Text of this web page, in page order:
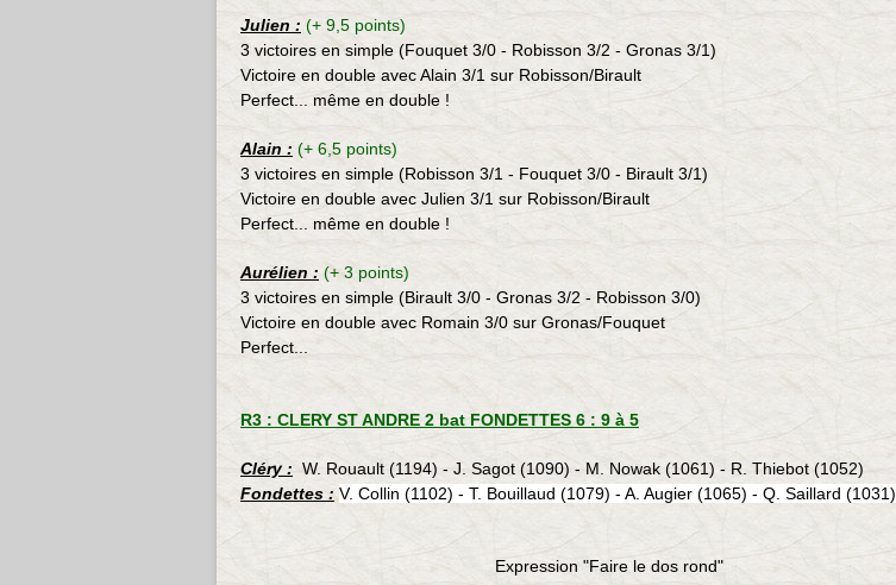
Julien : (+ 9,5 points)
3 victoires en simple (Fouquet 3/0 - Robisson 3/2 - Gronas 3/1)
Victoire en double avec Alain 3/1 sur Robisson/Birault
Perfect... même en double !
Alain : (+ 6,5 points)
3 victoires en simple (Robisson 3/1 - Fouquet 3/0 - Birault 3/1)
Victoire en double avec Julien 3/1 sur Robisson/Birault
Perfect... même en double !
Aurélien : (+ 3 points)
3 victoires en simple (Birault 3/0 - Gronas 3/2 - Robisson 3/0)
Victoire en double avec Romain 3/0 sur Gronas/Fouquet
Perfect...
R3 : CLERY ST ANDRE 2 bat FONDETTES 6 : 9 à 5
Cléry : W. Rouault (1194) - J. Sagot (1090) - M. Nowak (1061) - R. Thiebot (1052)
Fondettes : V. Collin (1102) - T. Bouillaud (1079) - A. Augier (1065) - Q. Saillard (1031)
Expression "Faire le dos rond"